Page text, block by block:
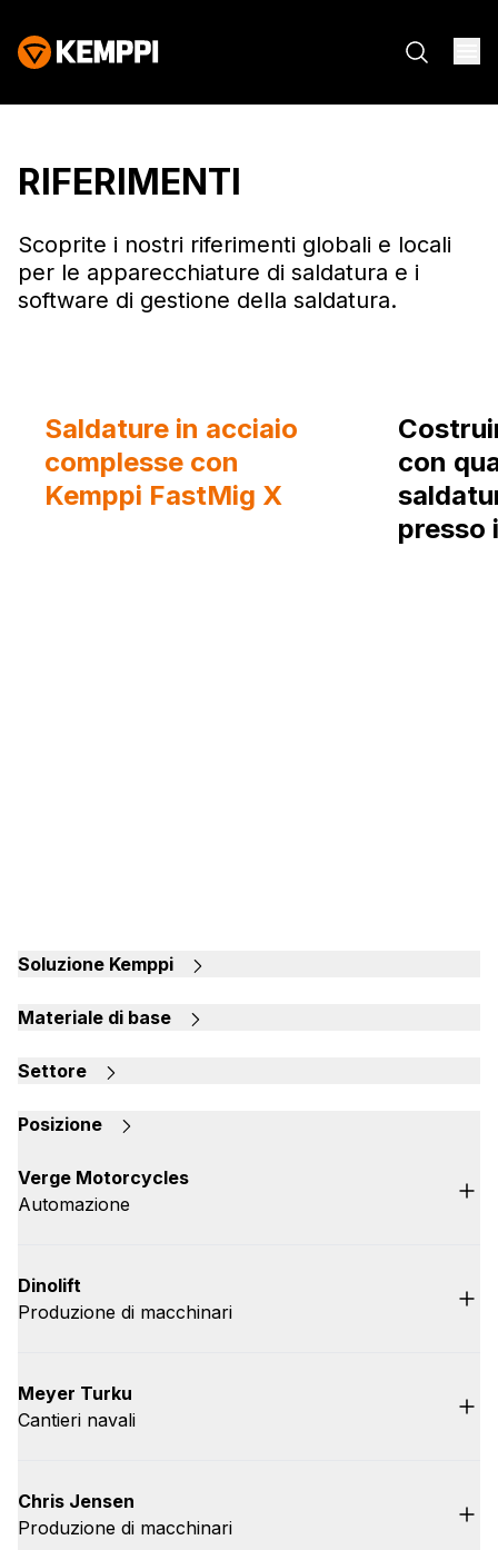
RIFERIMENTI
Scoprite i nostri riferimenti globali e locali
per le apparecchiature di saldatura e i
software di gestione della saldatura.
Saldature in acciaio
complesse con
Kemppi FastMig X
con
presso
Soluzione Kemppi
Materiale di base
Settore
Posizione
Verge Motorcycles
Automazione
Dinolift
Produzione di macchinari
Meyer Turku
Cantieri navali
Chris Jensen
Produzione di macchinari